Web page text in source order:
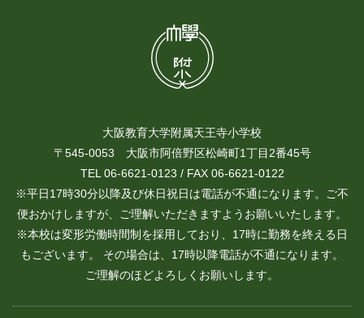
大阪教育大学附属天王寺小学校
〒545-0053 大阪市阿倍野区松崎町1丁目2番45号
TEL 06-6621-0123 / FAX 06-6621-0122
※平日17時30分以降及び休日祝日は電話が不通になります。ご不
便おかけしますが、ご理解いただきますようお願いいたします。
※本校は変形労働時間制を採用しており、17時に勤務を終える日
もございます。 その場合は、17時以降電話が不通になります。
ご理解のほどよろしくお願いします。